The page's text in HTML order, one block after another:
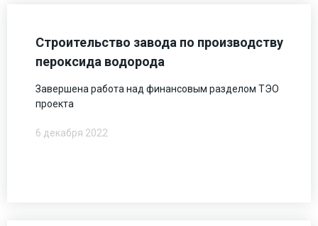
Строительство завода по производству
пероксида водорода
Завершена работа над финансовым разделом ТЭО
проекта
6 декабря 2022